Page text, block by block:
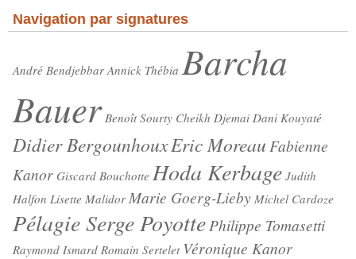
Navigation par signatures
André Bendjebbar Annick Thébia Barcha
Bauer Benoît Sourty Cheikh Djemai Dani Kouyaté
Didier BergounhouxEric Moreau Fabienne
Kanor Giscard Bouchotte Hoda Kerbage Judith
Halfon Lisette Malidor Marie Goerg-Lieby Michel Cardoze
Pélagie Serge PoyottePhilippe Tomasetti
Raymond Ismard Romain Sertelet Véronique Kanor